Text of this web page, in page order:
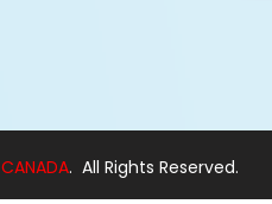
CANADA. All Rights Reserved.